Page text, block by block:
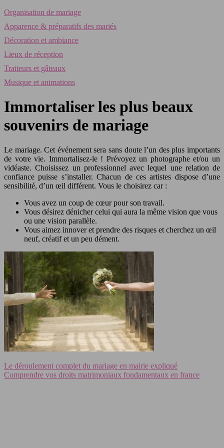
Organisation de mariage
Apparence & préparatifs des mariés
Décoration et ambiance
Lieux de réception
Traiteurs et gâteaux
Musique et animations
Immortaliser les plus beaux
souvenirs de mariage
Le mariage. Cet événement sera sans doute l’un des plus importants
de votre vie. Immortalisez-le ! Prévoyez un photographe et/ou un
vidéaste. Choisissez un professionnel avec lequel une relation de
confiance puisse s’installer.Chacun de ces artistes dispose d’une
sensibilité, d’un œil différent. Vous le choisirez car :
Vous avez un coup de cœur pour son travail.
Vous désirez dénicher celui qui aura la même vision que vous
ou une vision parallèle.
Vous aimez innover et prendre des risques et cherchez un œil
neuf, créatif et un peu dément.
Le déroulement complet du mariage en mairie expliqué
Comprendre vos droits matrimoniaux fondamentaux en france